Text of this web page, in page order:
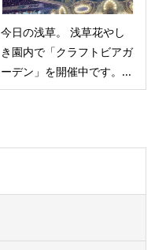
今日の浅草。 浅草花やし
き園内で「クラフトビアガ
ーデン」を開催中です。...